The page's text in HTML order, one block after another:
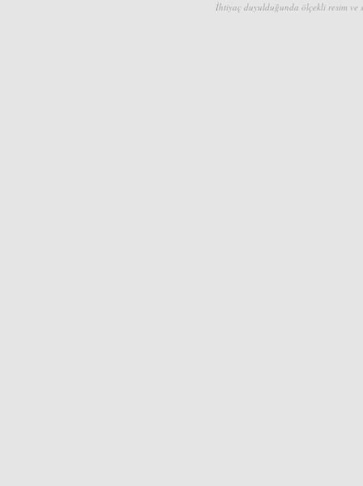
İhtiyaç duyulduğunda ölçekli resim ve